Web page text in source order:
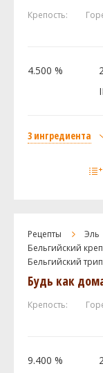
Крепость:
4.500 %
3 ингредиента
Курский
Дрожжи
BRY-97
Рецепты
Эль
Бельгийский
Бельгийский
Будь как
Крепость:
9.400 %